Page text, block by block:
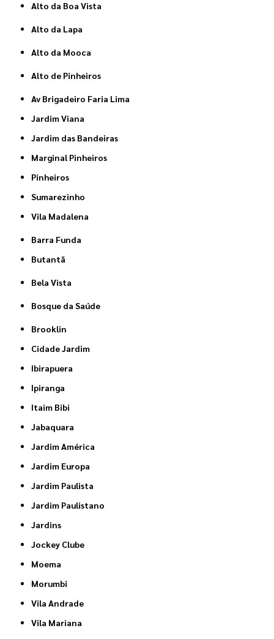
Alto da Boa Vista
Alto da Lapa
Alto da Mooca
Alto de Pinheiros
Av Brigadeiro Faria Lima
Jardim Viana
Jardim das Bandeiras
Marginal Pinheiros
Pinheiros
Sumarezinho
Vila Madalena
Barra Funda
Butantã
Bela Vista
Bosque da Saúde
Brooklin
Cidade Jardim
Ibirapuera
Ipiranga
Itaim Bibi
Jabaquara
Jardim América
Jardim Europa
Jardim Paulista
Jardim Paulistano
Jardins
Jockey Clube
Moema
Morumbi
Vila Andrade
Vila Mariana